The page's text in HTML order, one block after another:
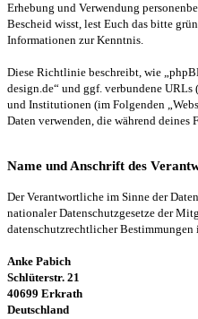
Erhebung und Verwendung
Bescheid wisst, lest Euch das bitte
Informationen zur Kenntnis.
Diese Richtlinie beschreibt, wie
design.de“ und ggf. verbundene
und Institutionen (im Folgenden
Daten verwenden, die während deines
Name und Anschrift des
Der Verantwortliche im Sinne der
nationaler Datenschutzgesetze der
datenschutzrechtlicher Bestimmungen
Anke Pabich
Schlüterstr. 21
40699 Erkrath
Deutschland